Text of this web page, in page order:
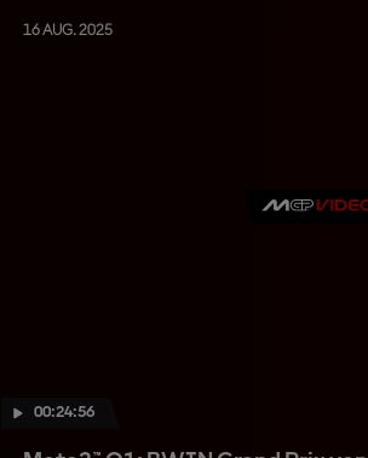
16 AUG. 2025
00:24:56